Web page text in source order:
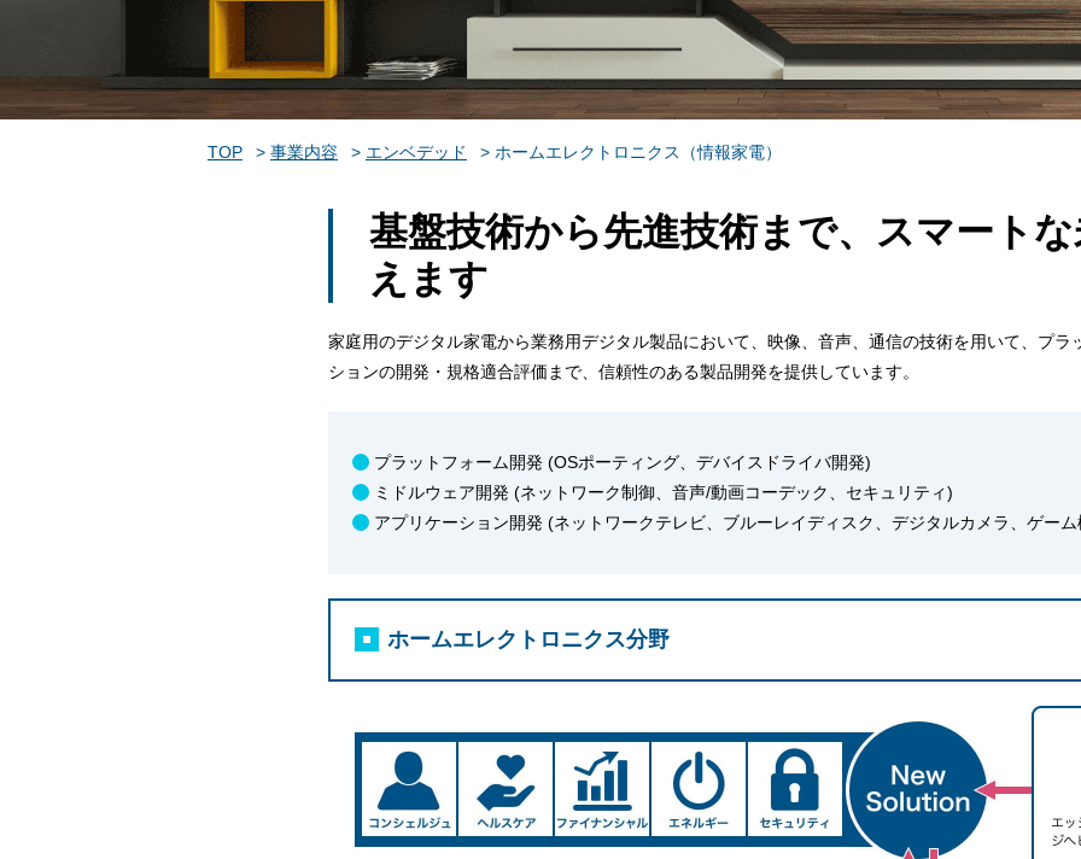
TOP 事業内容 エンベデッド ホームエレクトロニクス（情報家電）
基盤技術から先進技術まで、スマート
えます
家庭用のデジタル家電から業務用デジタル製品において、映像、音声、通信の技術を用いて、プラ
ションの開発・規格適合評価まで、信頼性のある製品開発を提供しています。
プラットフォーム開発 (OSポーティング、デバイスドライバ開発)
ミドルウェア開発 (ネットワーク制御、音声/動画コーデック、セキュリティ)
アプリケーション開発 (ネットワークテレビ、ブルーレイディスク、デジタルカメラ、ゲー
ホームエレクトロニクス分野